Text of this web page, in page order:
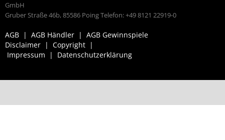
GmbH
Gruber Straße 46b, 85586 Poing Telefon: +49 8121 22919-0
AGB | AGB Händler | AGB Gewinnspiele
Disclaimer | Copyright |
Impressum
| Datenschutzerklärung